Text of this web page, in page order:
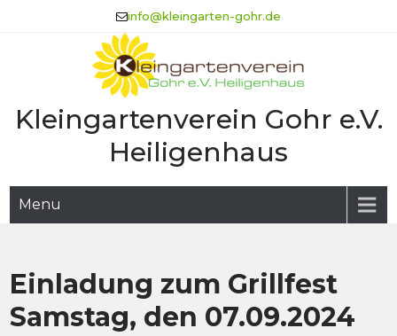
info@kleingarten-gohr.de
Kleingartenverein Gohr e.V.
Heiligenhaus
Menu
Einladung zum Grillfest
Samstag, den 07.09.2024